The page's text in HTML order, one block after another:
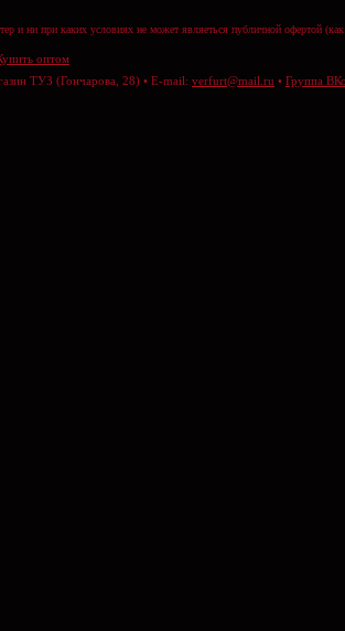
и ни при каких условиях не может являеться публичной офертой
оптом
ТУЗ (Гончарова, 28) • E-mail: verfurt@mail.ru • Группа